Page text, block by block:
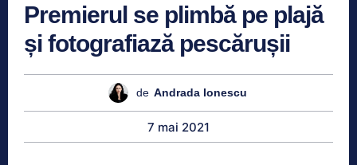
Premierul se plimbă pe plajă
și fotografiază pescărușii
de Andrada Ionescu
7 mai 2021